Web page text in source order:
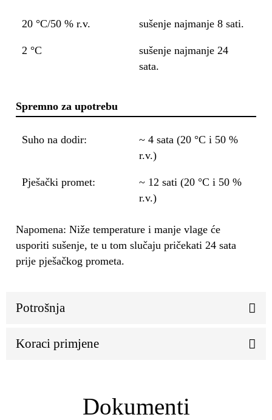
20 °C/50 % r.v. sušenje najmanje 8 sati.
2 °C
sušenje najmanje 24
sata.
Spremno za upotrebu
Suho na dodir:
~ 4 sata (20 °C i 50 %
r.v.)
Pješački promet:
~ 12 sati (20 °C i 50 %
r.v.)
Napomena: Niže temperature i manje vlage će
usporiti sušenje, te u tom slučaju pričekati 24 sata
prije pješačkog prometa.
Potrošnja
Koraci primjene
Dokumenti